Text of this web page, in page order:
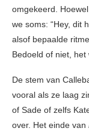
omgekeerd.
we soms: “Hey, dit
alsof bepaalde
Bedoeld of niet, het
De stem van
vooral als ze laag
of Sade of zelfs
over. Het einde van